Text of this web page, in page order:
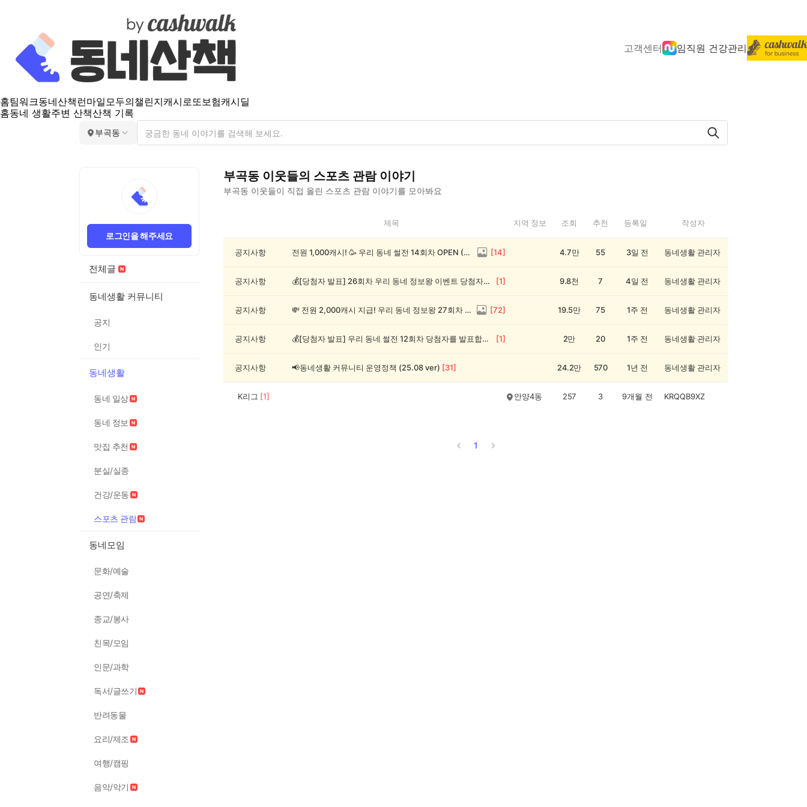
고객센터 임직원 건강관리
홈팀워크동네산책 런마일모두의챌린지캐시로또보험캐시딜
홈동네 생활주변 산책산책 기록
부곡동
로그인을 해주세요
전체글
동네생활 커뮤니티
공지
인기
동네생활
동네 일상
동네 정보
맛집 추천
분실/실종
건강/운동
스포츠 관람
동네모임
문화/예술
공연/축제
종교/봉사
친목/모임
인문/과학
독서/글쓰기
반려동물
요리/제조
여행/캠핑
음악/악기
부곡동 이웃들의 스포츠 관람이야기
부곡동 이웃들이 직접 올린 스포츠 관람 이야기를 모아봐요
동
제목 지역 정보 조회 추천 등록일 작성자
공지사항 전원 1,000캐시! 🥳 우리 동네 썰전 14회차 OPEN (~8/17) [14] 4.7만 55 3일 전 동네생활 관리자
공지사항 💰[당첨자 발표] 26회차 우리 동네 정보왕 이벤트 당첨자를 발표합니다! [1] 9.8천 7 4일 전 동네생활 관리자
공지사항 💸 전원 2,000캐시 지급! 우리 동네 정보왕 27회차 (~8/10) [72] 19.5만 75 1주 전 동네생활 관리자
공지사항 💰[당첨자 발표] 우리 동네 썰전 12회차 당첨자를 발표합니다! [1] 2만 20 1주 전 동네생활 관리자
공지사항 📢동네생활 커뮤니티 운영정책 (25.08 ver) [31] 24.2만 570 1년 전 동네생활 관리자
K리그 [1] 안양4동 257 3 9개월 전 KRQQB9XZ
1